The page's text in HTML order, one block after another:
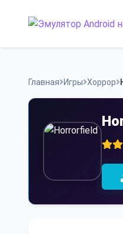
Главная Игры Хоррор